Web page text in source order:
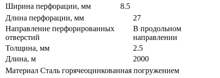
Ширина перфорации, мм
8.5
Длина перфорации, мм
27
Направление перфорированных
отверстий
В продольном
направлении
Толщина, мм
2.5
Длина, м
2000
Материал Сталь горячеоцинкованная погружением